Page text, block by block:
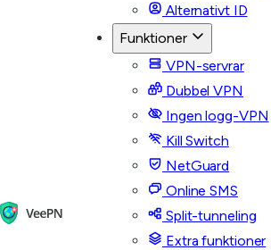
Alternativt ID
Funktioner
VPN-servrar
Dubbel VPN
Ingen logg-VPN
Kill Switch
NetGuard
Online SMS
Split-tunneling
Extra funktioner